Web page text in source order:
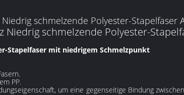
schmelzende Polyester-Stapelfaser
Niedrig schmelzende Polyester-
Stapelfaser mit niedrigem Schmelzpunkt
PP.
um eine gegenseitige Bindung